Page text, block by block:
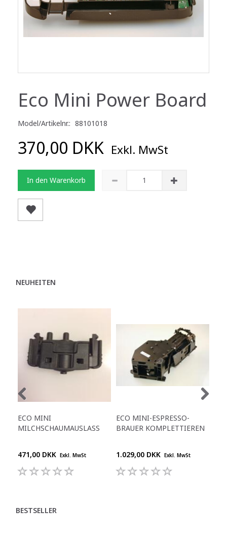
Eco Mini Power Board
Model/Artikelnr.: 88101018
370,00 DKK Exkl. MwSt
In den Warenkorb
NEUHEITEN
ECO MINI
MILCHSCHAUMAUSLASS
471,00 DKK Exkl. MwSt
ECO MINI-ESPRESSO-
BRAUER KOMPLETTIEREN
1.029,00 DKK Exkl. MwSt
BESTSELLER